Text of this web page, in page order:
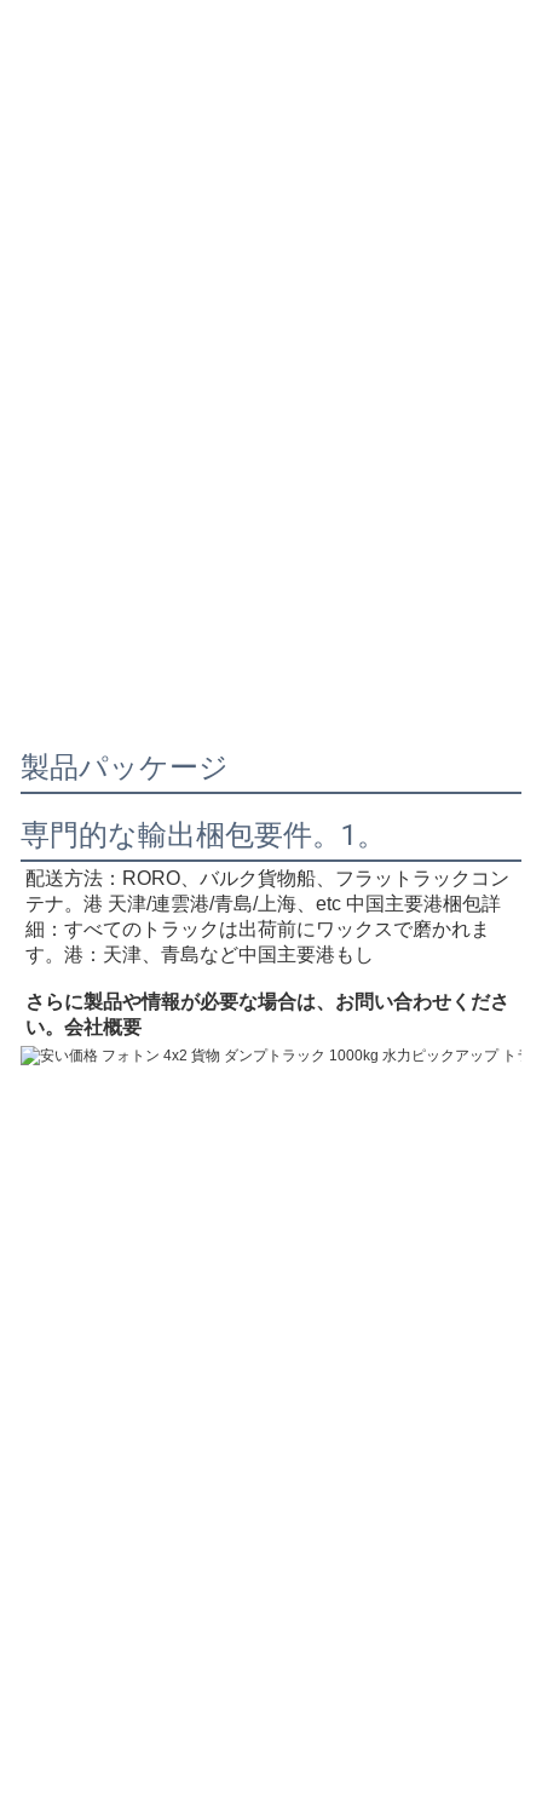
製品パッケージ
専門的な輸出梱包要件。1。
配送方法：RORO、バルク貨物船、フラットラックコン
テナ。港 天津/連雲港/青島/上海、etc 中国主要港梱包詳
細：すべてのトラックは出荷前にワックスで磨かれま
す。港：天津、青島など中国主要港 もし
さらに製品や情報が必要な場合は、お問い合わせくださ
い。 会社概要